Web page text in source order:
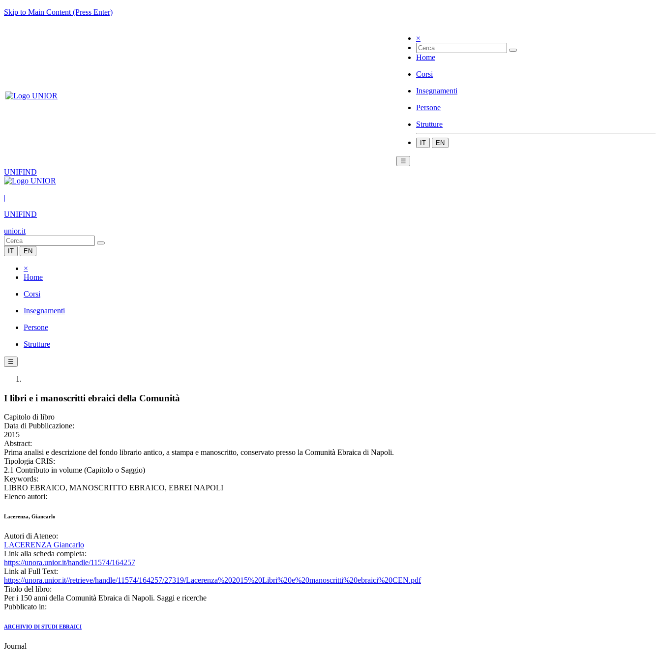
Skip to Main Content (Press Enter)
×
Home
Corsi
Insegnamenti
Persone
Strutture
IT EN
☰
UNIFIND
|
UNIFIND
unior.it
IT EN
×
Home
Corsi
Insegnamenti
Persone
Strutture
☰
I libri e i manoscritti ebraici della Comunità
Capitolo di libro
Data di Pubblicazione:
2015
Abstract:
Prima analisi e descrizione del fondo librario antico, a stampa e manoscritto, conservato presso la Comunità Ebraica di Napoli.
Tipologia CRIS:
2.1 Contributo in volume (Capitolo o Saggio)
Keywords:
LIBRO EBRAICO, MANOSCRITTO EBRAICO, EBREI NAPOLI
Elenco autori:
Lacerenza, Giancarlo
Autori di Ateneo:
LACERENZA Giancarlo
Link alla scheda completa:
https://unora.unior.it/handle/11574/164257
Link al Full Text:
https://unora.unior.it//retrieve/handle/11574/164257/27319/Lacerenza%202015%20Libri%20e%20manoscritti%20ebraici%20CEN.pdf
Titolo del libro:
Per i 150 anni della Comunità Ebraica di Napoli. Saggi e ricerche
Pubblicato in:
ARCHIVIO DI STUDI EBRAICI
Journal